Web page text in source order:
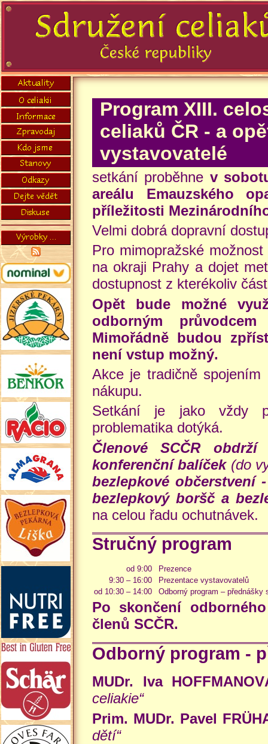
Program XIII.
celiaků ČR - a
vystavovatelé
setkání proběhne v
areálu Emauzského
příležitosti
Velmi dobrá dopravní
Pro mimopražské
na okraji Prahy a dojet
dostupnost z kterékoliv
Opět bude možné
odborným
Mimořádně budou
není vstup možný.
Akce je tradičně
nákupu.
Setkání je jako vždy
problematika dotýká.
Členové SCČR
konferenční balíček(do
bezlepkové občerstvení
bezlepkový boršč a
na celou řadu ochutnávek.
Stručný program
od 9:00
Prezence
9:30 – 16:00
Prezentace vystavovatelů
od 10:30 – 14:00
Odborný program –
Po skončení
členů SCČR.
Odborný program -
MUDr. Iva
celiakie“
Prim. MUDr. Pavel
dětí“